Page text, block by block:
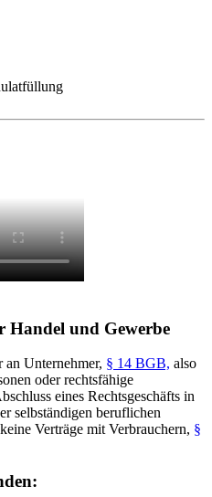
und Gewerbe
an Unternehmer, § 14 BGB, also
oder rechtsfähige
eines Rechtsgeschäfts in
selbständigen beruflichen
Verträge mit Verbrauchern, §